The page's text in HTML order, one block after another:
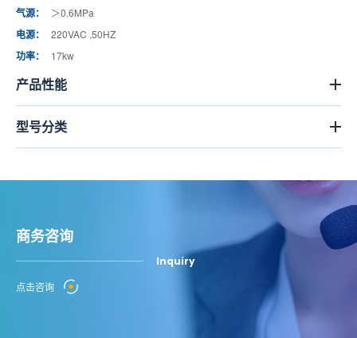
气源： ＞0.6MPa
电源： 220VAC ,50HZ
功率： 17kw
产品性能
型号分类
商务咨询
Inquiry
点击咨询